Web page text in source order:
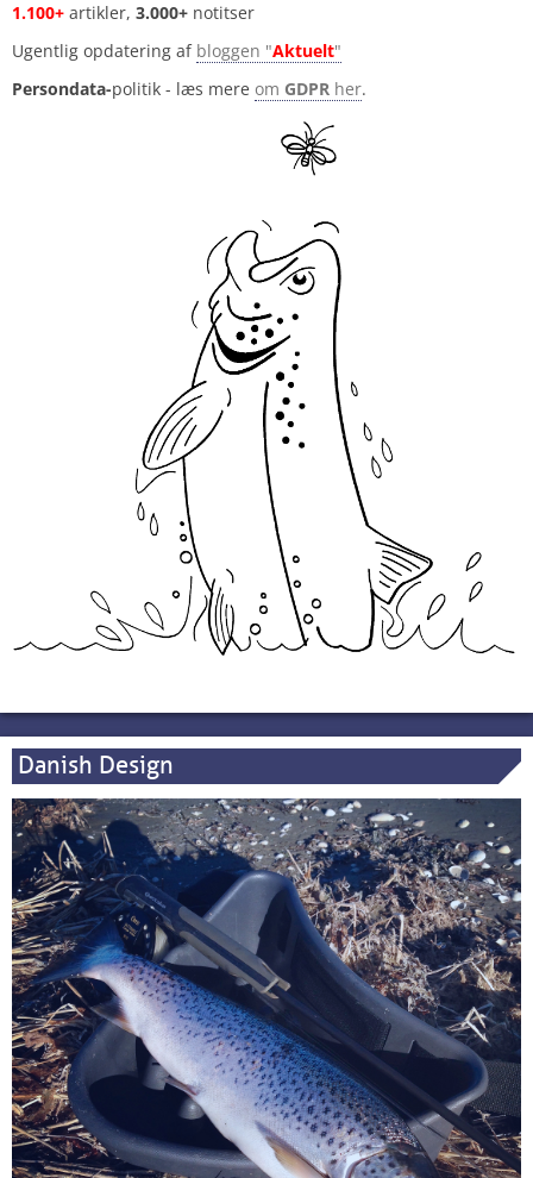
1.100+ artikler, 3.000+ notitser
Ugentlig opdatering af bloggen "Aktuelt"
Persondata-politik - læs mere om GDPR her.
Danish Design